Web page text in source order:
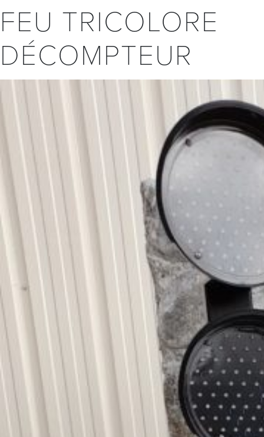
FEU TRICOLORE
DÉCOMPTEUR